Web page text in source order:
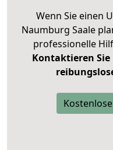
Wenn Sie einen
Naumburg Saale
professionelle
Kontaktieren